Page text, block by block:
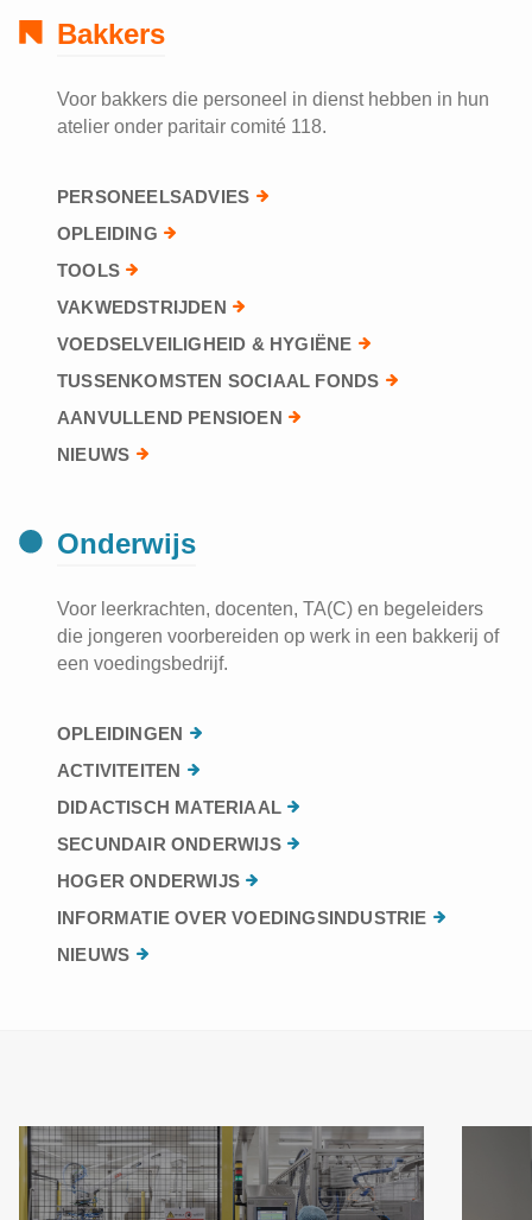
Bakkers
Voor bakkers die personeel in dienst hebben in hun
atelier onder paritair comité 118.
PERSONEELSADVIES
OPLEIDING
TOOLS
VAKWEDSTRIJDEN
VOEDSELVEILIGHEID & HYGIËNE
TUSSENKOMSTEN SOCIAAL FONDS
AANVULLEND PENSIOEN
NIEUWS
Onderwijs
Voor leerkrachten, docenten, TA(C) en begeleiders
die jongeren voorbereiden op werk in een bakkerij of
een voedingsbedrijf.
OPLEIDINGEN
ACTIVITEITEN
DIDACTISCH MATERIAAL
SECUNDAIR ONDERWIJS
HOGER ONDERWIJS
INFORMATIE OVER VOEDINGSINDUSTRIE
NIEUWS